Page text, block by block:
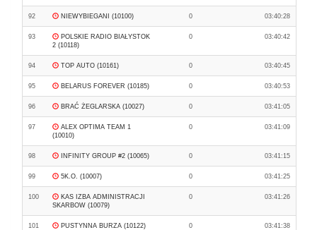
92 NIEWYBIEGANI (10100) 0 03:40:28
93
POLSKIE RADIO BIAŁYSTOK
2 (10118)
0 03:40:42
94 TOP AUTO (10161) 0 03:40:45
95 BELARUS FOREVER (10185) 0 03:40:53
96 BRAĆ ŻEGLARSKA (10027) 0 03:41:05
97
ALEX OPTIMA TEAM 1
(10010)
0 03:41:09
98 INFINITY GROUP #2 (10065) 0 03:41:15
99 5K.O. (10007) 0 03:41:25
100
KAS IZBA ADMINISTRACJI
SKARBOW (10079)
0 03:41:26
101 PUSTYNNA BURZA (10122) 0 03:41:38